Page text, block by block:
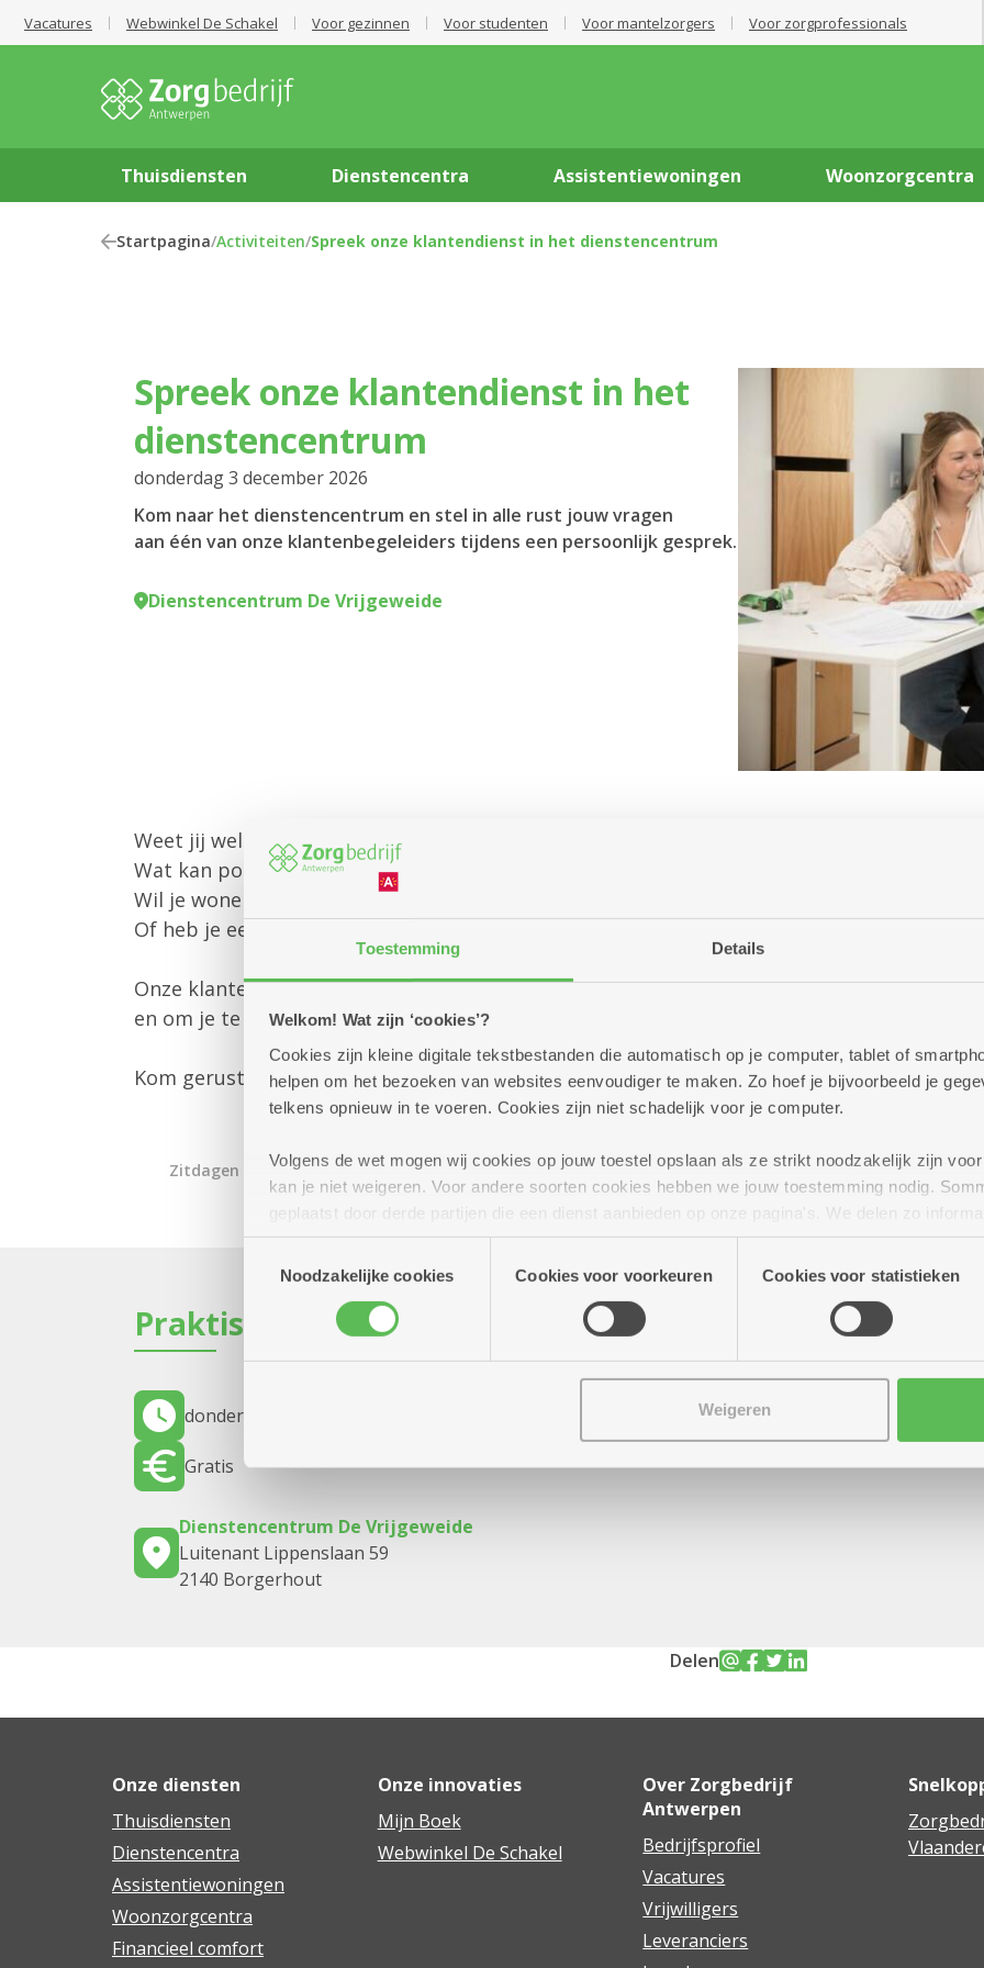
Toestemming Details
Welkom! Wat zijn ‘cookies’?
Cookies zijn kleine digitale tekstbestanden die automatisch op je computer, tablet of
helpen om het bezoeken van websites eenvoudiger te maken. Zo hoef je bijvoorbeeld je
telkens opnieuw in te voeren. Cookies zijn niet schadelijk voor je computer.
Volgens de wet mogen wij cookies op jouw toestel opslaan als ze strikt noodzakelijk zijn
kan je niet weigeren. Voor andere soorten cookies hebben we jouw toestemming nodig.
geplaatst door derde partijen die een dienst aanbieden op onze pagina's. We delen zo
(geanonimiseerd) gebruik van onze site voor social media, advertenties en analyse. Deze
Noodzakelijke cookies
Cookies voor voorkeuren Cookies voor statistieken
Weigeren
Vacatures Webwinkel De Schakel Voor gezinnen Voor studenten Voor mantelzorgers Voor zorgprofessionals
Thuisdiensten Dienstencentra Assistentiewoningen Woonzorgcentra
Startpagina/Activiteiten/Spreek onze klantendienst in het dienstencentrum
Spreek onze klantendienst in het
dienstencentrum
donderdag 3 december 2026
Kom naar het dienstencentrum en stel in alle rust jouw vragen
aan één van onze klantenbegeleiders tijdens een persoonlijk gesprek.
Dienstencentrum De Vrijgeweide
Weet jij welke diensten Zorgbedrijf Antwerpen aanbiedt?
Wat kan poetshulp of gezinszorg voor jou betekenen?
Wil je wonen in een assistentiewoning of woonzorgcentrum?
Of heb je een andere vraag?
Onze klantenbegeleider is er om jou persoonlijk te helpen met al jouw vragen rond
en om je te informeren over alle mogelijkheden die we aanbieden.
Kom gerust langs – we helpen je graag verder!
Zitdagen klantendienst
Praktisch
donderdag 3 december 2026
Gratis
Dienstencentrum De Vrijgeweide
Luitenant Lippenslaan 59
2140 Borgerhout
Delen
Onze diensten
Thuisdiensten
Dienstencentra
Assistentiewoningen
Woonzorgcentra
Financieel comfort
Onze innovaties
Mijn Boek
Webwinkel De Schakel
Over Zorgbedrijf
Antwerpen
Bedrijfsprofiel
Vacatures
Vrijwilligers
Leveranciers